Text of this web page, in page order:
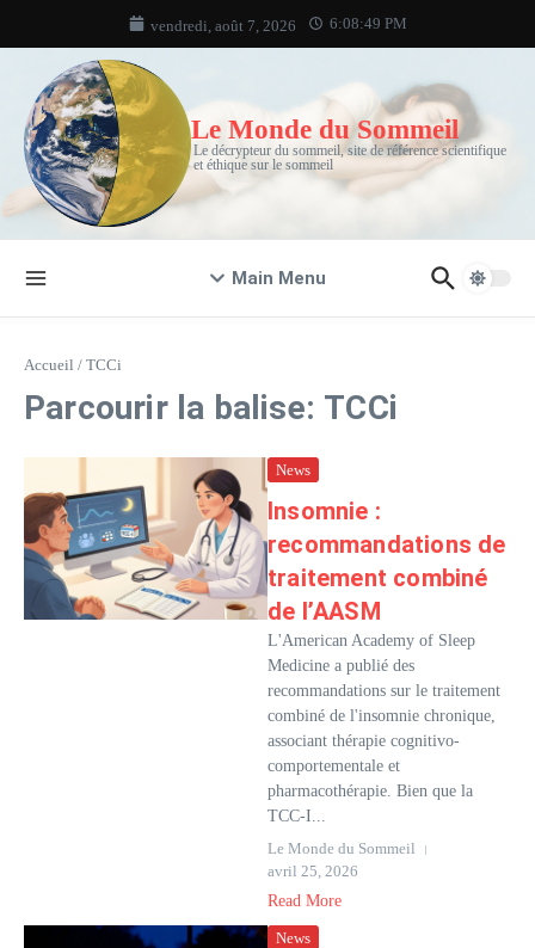
vendredi, août 7, 2026 6:08:49 PM
Le Monde du Sommeil
Le décrypteur du sommeil, site de référence scientifique
et éthique sur le sommeil
Main Menu
Accueil / TCCi
Parcourir la balise: TCCi
News
Insomnie :
recommandations de
traitement combiné
de l’AASM
L'American Academy of Sleep
Medicine a publié des
recommandations sur le traitement
combiné de l'insomnie chronique,
associant thérapie cognitivo-
comportementale et
pharmacothérapie. Bien que la
TCC-I...
Le Monde du Sommeil
avril 25, 2026
Read More
News